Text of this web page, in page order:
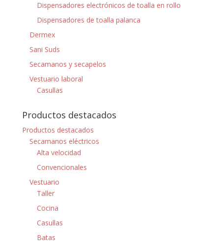
Dispensadores electrónicos de toalla en rollo
Dispensadores de toalla palanca
Dermex
Sani Suds
Secamanos y secapelos
Vestuario laboral
Casullas
Productos destacados
Productos destacados
Secamanos eléctricos
Alta velocidad
Convencionales
Vestuario
Taller
Cocina
Casullas
Batas